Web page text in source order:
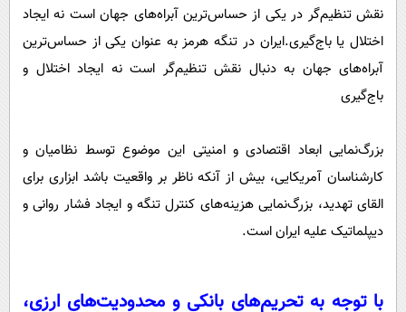
نقش تنظیم‌گر در یکی از حساس‌ترین آبراه‌های جهان است نه ایجاد
اختلال یا باج‌گیری.ایران در تنگه هرمز به عنوان یکی از حساس‌ترین
آبراه‌های جهان به دنبال نقش تنظیم‌گر است نه ایجاد اختلال و
باج‌گیری
بزرگ‌نمایی ابعاد اقتصادی و امنیتی این موضوع توسط نظامیان و
کارشناسان آمریکایی، بیش از آنکه ناظر بر واقعیت باشد ابزاری برای
القای تهدید، بزرگ‌نمایی هزینه‌های کنترل تنگه و ایجاد فشار روانی و
دیپلماتیک علیه ایران است.
با توجه به تحریم‌های بانکی و محدودیت‌های ارزی،